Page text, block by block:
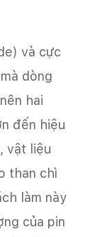
và cực
dòng
hai
đến hiệu
vật liệu
than chì
làm này
của pin